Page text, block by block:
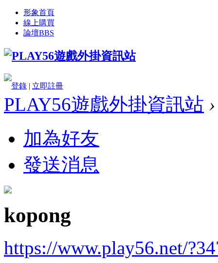
形象首頁
線上購買
論壇BBS
登錄 | 立即註冊
PLAY56遊戲外掛資訊站 ›
加為好友
發送消息
kopong
https://www.play56.net/